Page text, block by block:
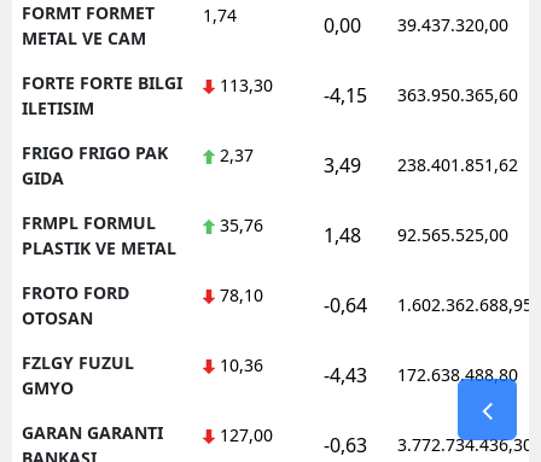
FORMT FORMET
METAL VE CAM
1,74 0,00 39.437.320,00
FORTE FORTE BILGI
ILETISIM
113,30 -4,15 363.950.365,60
FRIGO FRIGO PAK
GIDA
2,37 3,49 238.401.851,62
FRMPL FORMUL
PLASTIK VE METAL
35,76 1,48 92.565.525,00
FROTO FORD
OTOSAN
78,10 -0,64 1.602.362.688,95
FZLGY FUZUL
GMYO
10,36 -4,43 172.638.488,80
GARAN GARANTI
127,00 -0,63 3.772.734.436,30